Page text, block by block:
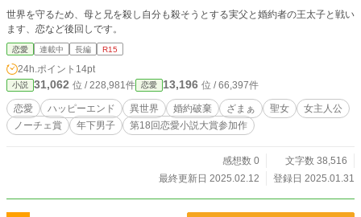
世界を守るため、母と兄を殺し自分も殺そうとする実父と婚約者の王太子と戦い
ます、恋など後回しです。
恋愛 連載中 長編 R15
24h.ポイント 14pt
小説 31,062 位 / 228,981件 恋愛 13,196 位 / 66,397件
恋愛 ハッピーエンド 異世界 婚約破棄 ざまぁ 聖女
女主人公
ノーチェ賞
年下男子 第18回恋愛小説大賞参加作
感想数 0
文字数 38,516
最終更新日 2025.02.12
登録日 2025.01.31